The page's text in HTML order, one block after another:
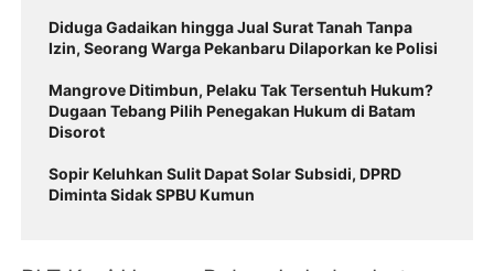
Diduga Gadaikan hingga Jual Surat Tanah Tanpa
Izin, Seorang Warga Pekanbaru Dilaporkan ke Polisi
Mangrove Ditimbun, Pelaku Tak Tersentuh Hukum?
Dugaan Tebang Pilih Penegakan Hukum di Batam
Disorot
Sopir Keluhkan Sulit Dapat Solar Subsidi, DPRD
Diminta Sidak SPBU Kumun